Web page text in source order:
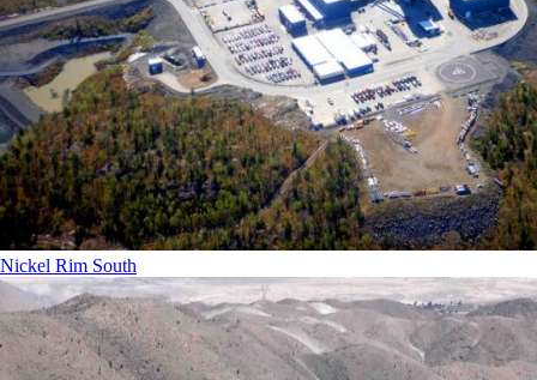
Nickel Rim South